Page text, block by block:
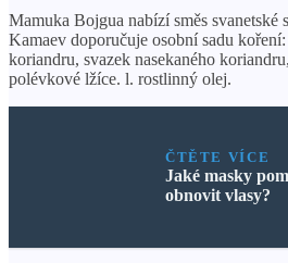
Mamuka Bojgua nabízí směs svanetské
Kamaev doporučuje osobní sadu
koriandru, svazek nasekaného
polévkové lžíce. l. rostlinný olej.
ČTĚTE VÍCE
Jaké masky
obnovit vlasy?